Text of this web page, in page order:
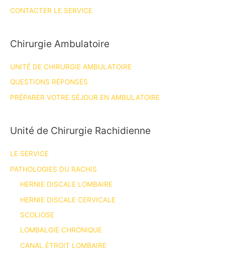
CONTACTER LE SERVICE
Chirurgie Ambulatoire
UNITÉ DE CHIRURGIE AMBULATOIRE
QUESTIONS RÉPONSES
PRÉPARER VOTRE SÉJOUR EN AMBULATOIRE
Unité de Chirurgie Rachidienne
LE SERVICE
PATHOLOGIES DU RACHIS
HERNIE DISCALE LOMBAIRE
HERNIE DISCALE CERVICALE
SCOLIOSE
LOMBALGIE CHRONIQUE
CANAL ÉTROIT LOMBAIRE